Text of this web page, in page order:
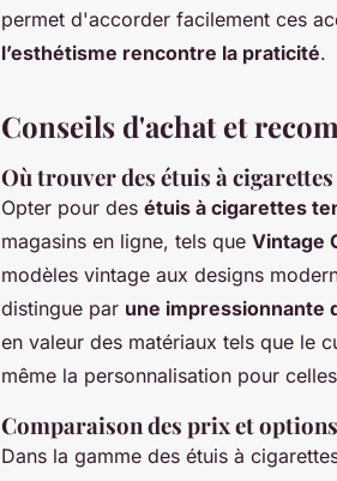
permet d'accorder facilement ces
l’esthétisme rencontre la praticité.
Conseils d'achat et
Où trouver des étuis à
Opter pour des étuis à cigarettes
magasins en ligne, tels que Vintage
modèles vintage aux designs
distingue par une impressionnante
en valeur des matériaux tels que le
même la personnalisation pour
Comparaison des prix et
Dans la gamme des étuis à